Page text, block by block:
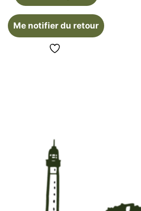
Me notifier du retour